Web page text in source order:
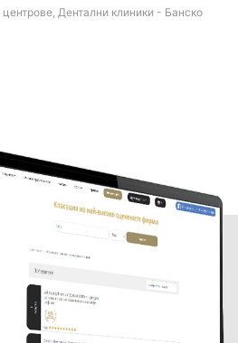
Дентални клиники - Банско